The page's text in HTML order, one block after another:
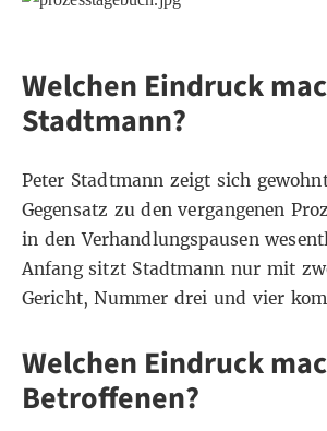
Welchen Eindruck
Stadtmann?
Peter Stadtmann zeigt sich
Gegensatz zu den vergangenen
in den Verhandlungspausen
Anfang sitzt Stadtmann nur mit
Gericht, Nummer drei und vier
Welchen Eindruck
Betroffenen?